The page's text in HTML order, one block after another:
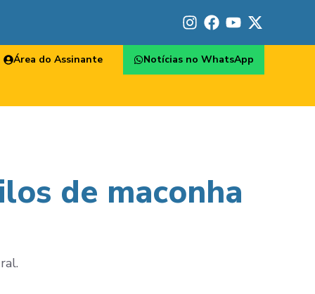
Área do Assinante Notícias no WhatsApp
de maconha